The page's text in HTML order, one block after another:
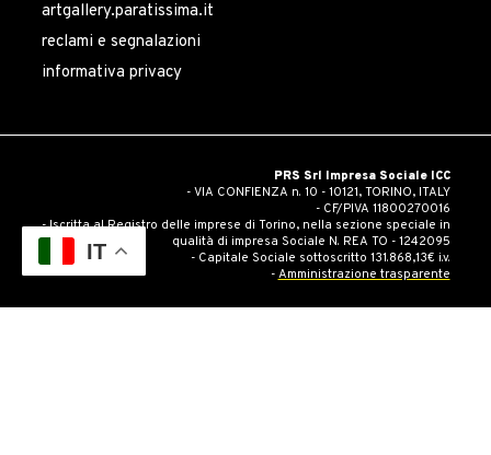
artgallery.paratissima.it
reclami e segnalazioni
informativa privacy
PRS Srl Impresa Sociale ICC
- VIA CONFIENZA n. 10 - 10121, TORINO, ITALY
- CF/PIVA 11800270016
- Iscritta al Registro delle imprese di Torino, nella sezione speciale in
qualità di impresa Sociale N. REA TO - 1242095
- Capitale Sociale sottoscritto 131.868,13€ i.v.
- Amministrazione trasparente
IT